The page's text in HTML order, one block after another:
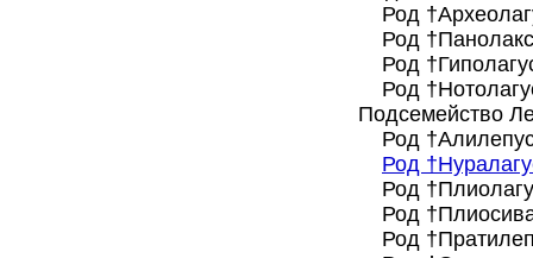
Род
Род
Род
Род
Подсемейство
Род
Род
Род
Род
Род